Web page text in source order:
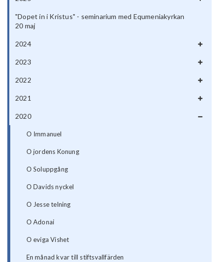
"Dopet in i Kristus" - seminarium med Equmeniakyrkan
20 maj
2024
2023
2022
2021
2020
O Immanuel
O jordens Konung
O Soluppgång
O Davids nyckel
O Jesse telning
O Adonai
O eviga Vishet
En månad kvar till stiftsvallfärden